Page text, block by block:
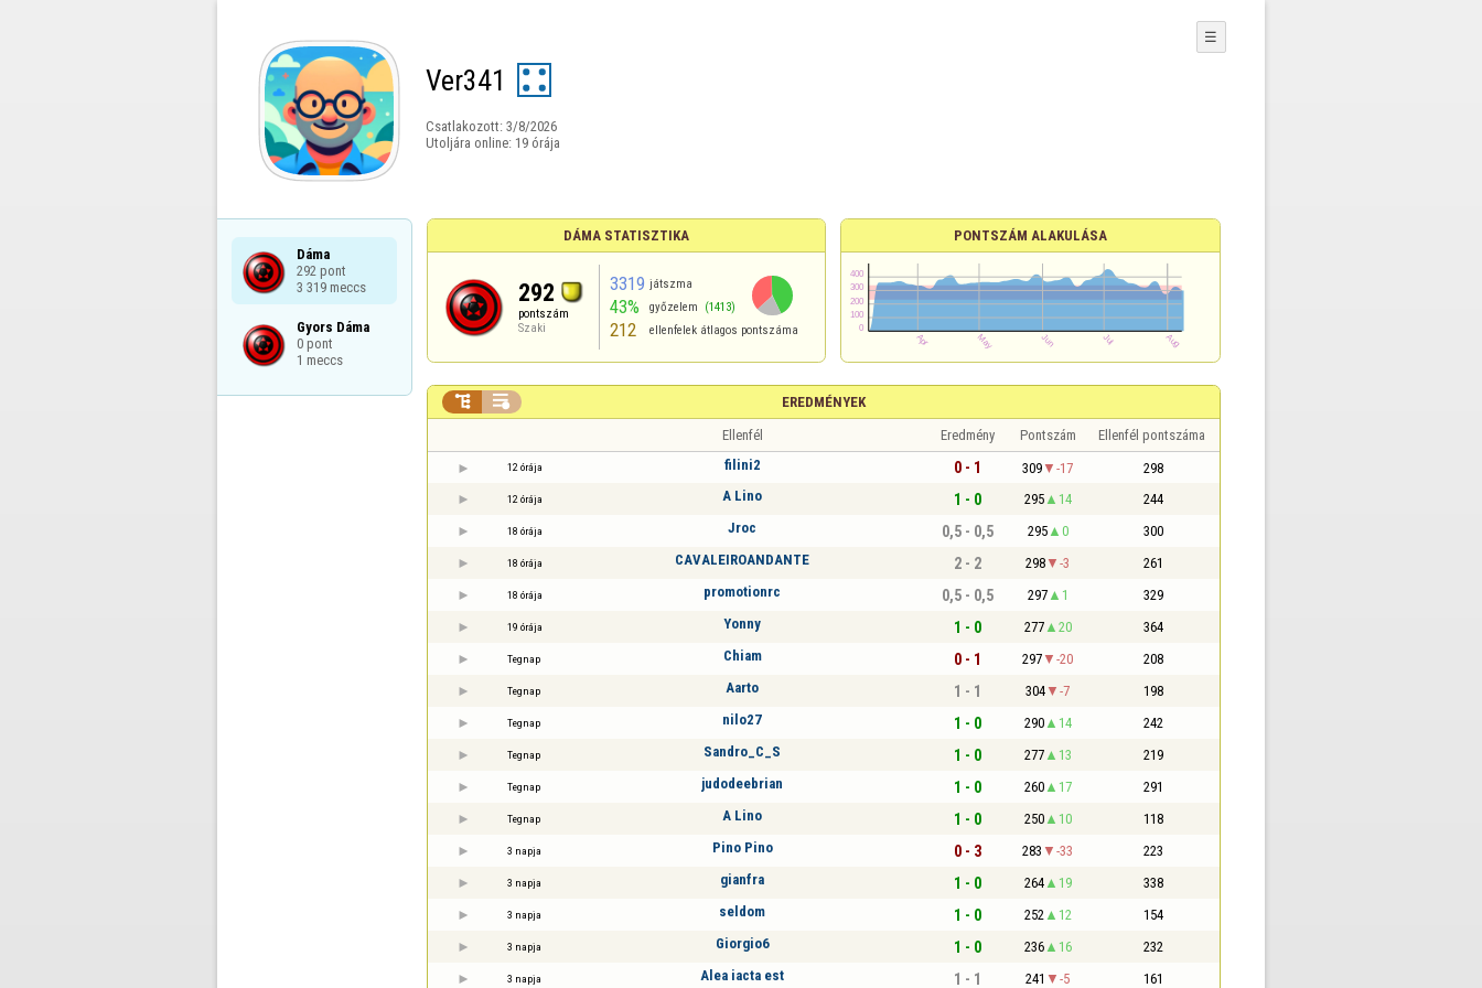
Ver341
Csatlakozott: 3/8/2026
Utoljára online: 19 órája
☰
Dáma
292 pont
3 319 meccs
Gyors Dáma
0 pont
1 meccs
DÁMA STATISZTIKA
292
pontszám
Szaki
3319 játszma
43% győzelem (1413)
212 ellenfelek átlagos pontszáma
PONTSZÁM ALAKULÁSA
EREDMÉNYEK
 
Ellenfél Eredmény Pontszám Ellenfél pontszáma
12 órája filini2 0 - 1 309 -17 298
12 órája A Lino 1 - 0 295 14 244
18 órája Jroc 0,5 - 0,5 295 0 300
18 órája CAVALEIROANDANTE 2 - 2 298 -3 261
18 órája promotionrc 0,5 - 0,5 297 1 329
19 órája Yonny 1 - 0 277 20 364
Tegnap Chiam 0 - 1 297 -20 208
Tegnap Aarto 1 - 1 304 -7 198
Tegnap nilo27 1 - 0 290 14 242
Tegnap Sandro_C_S 1 - 0 277 13 219
Tegnap judodeebrian 1 - 0 260 17 291
Tegnap A Lino 1 - 0 250 10 118
3 napja Pino Pino 0 - 3 283 -33 223
3 napja gianfra 1 - 0 264 19 338
3 napja seldom 1 - 0 252 12 154
3 napja Giorgio6 1 - 0 236 16 232
3 napja Alea iacta est 1 - 1 241 -5 161